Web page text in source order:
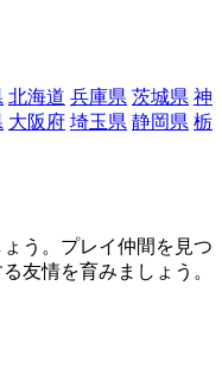
北海道 兵庫県 茨城県 神
大阪府 埼玉県 静岡県 栃
う。プレイ仲間を見つ
友情を育みましょう。